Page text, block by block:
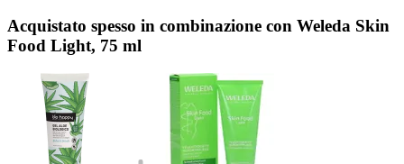
Acquistato spesso in combinazione con Weleda Skin
Food Light, 75 ml